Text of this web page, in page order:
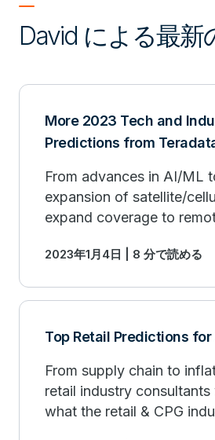
David による最新
More 2023 Tech and
Predictions from
From advances in AI/ML
expansion of satellite/
expand coverage to
game-changing
2023年1月4日 | 8 分で読める
Top Retail Predictions for
From supply chain to
retail industry consultants
what the retail & CPG